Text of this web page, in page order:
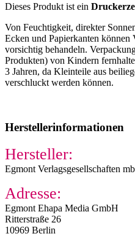
Dieses Produkt ist ein
Von Feuchtigkeit, direkter
Ecken und Papierkanten können
vorsichtig behandeln.
Produkten) von Kindern
3 Jahren, da Kleinteile aus
verschluckt werden können.
Herstellerinformationen
Hersteller:
Egmont Verlagsgesellschaften
Adresse:
Egmont Ehapa Media GmbH
Ritterstraße 26
10969 Berlin